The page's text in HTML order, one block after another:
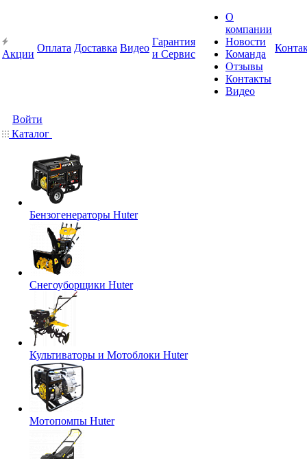
Акции
Оплата Доставка Видео
Гарантия
и Сервис
О
компании
Новости
Команда
Отзывы
Контакты
Видео
Войти
Каталог
Бензогенераторы Huter
Снегоуборщики Huter
Культиваторы и Мотоблоки Huter
Мотопомпы Huter